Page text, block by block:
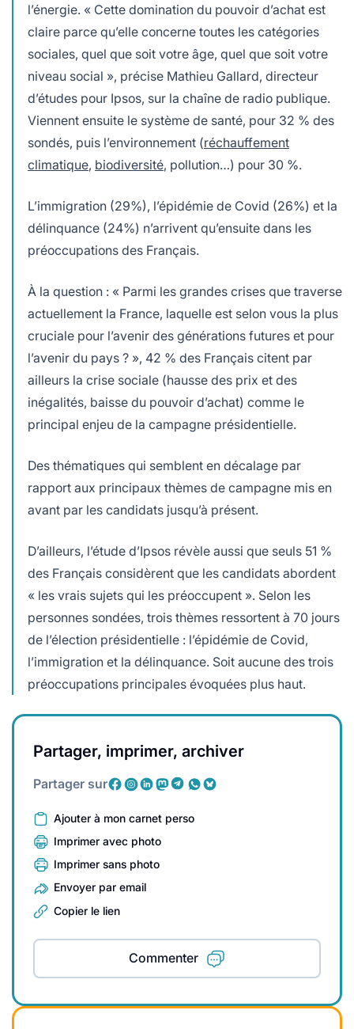
l’énergie. « Cette domination du pouvoir d’achat est
claire parce qu’elle concerne toutes les catégories
sociales, quel que soit votre âge, quel que soit votre
niveau social », précise Mathieu Gallard, directeur
d’études pour Ipsos, sur la chaîne de radio publique.
Viennent ensuite le système de santé, pour 32 % des
sondés, puis l’environnement (réchauffement
climatique, biodiversité, pollution…) pour 30 %.
L’immigration (29%), l’épidémie de Covid (26%) et la
délinquance (24%) n’arrivent qu’ensuite dans les
préoccupations des Français.
À la question : « Parmi les grandes crises que traverse
actuellement la France, laquelle est selon vous la plus
cruciale pour l’avenir des générations futures et pour
l’avenir du pays ? », 42 % des Français citent par
ailleurs la crise sociale (hausse des prix et des
inégalités, baisse du pouvoir d’achat) comme le
principal enjeu de la campagne présidentielle.
Des thématiques qui semblent en décalage par
rapport aux principaux thèmes de campagne mis en
avant par les candidats jusqu’à présent.
D’ailleurs, l’étude d’Ipsos révèle aussi que seuls 51 %
des Français considèrent que les candidats abordent
« les vrais sujets qui les préoccupent ». Selon les
personnes sondées, trois thèmes ressortent à 70 jours
de l’élection présidentielle : l’épidémie de Covid,
l’immigration et la délinquance. Soit aucune des trois
préoccupations principales évoquées plus haut.
Partager, imprimer, archiver
Partager sur
Ajouter à mon carnet perso
Imprimer avec photo
Imprimer sans photo
Envoyer par email
Copier le lien
Commenter